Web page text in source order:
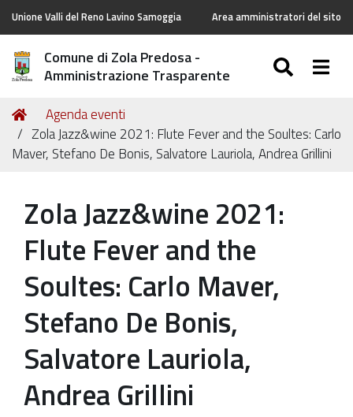
Unione Valli del Reno Lavino Samoggia Area amministratori del sito
Comune di Zola Predosa -
Amministrazione Trasparente
Tu
sei
qui:
Home
Agenda eventi
Zola Jazz&wine 2021: Flute Fever and the Soultes: Carlo
Maver, Stefano De Bonis, Salvatore Lauriola, Andrea Grillini
Zola Jazz&wine 2021:
Flute Fever and the
Soultes: Carlo Maver,
Stefano De Bonis,
Salvatore Lauriola,
Andrea Grillini